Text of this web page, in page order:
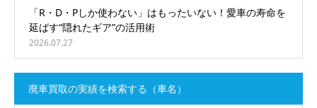
「R・D・Pしか使わない」はもったいない！愛車の寿命を
延ばす“隠れたギア”の活用術
2026.07.27
廃車買取の実績を検索する（車名）